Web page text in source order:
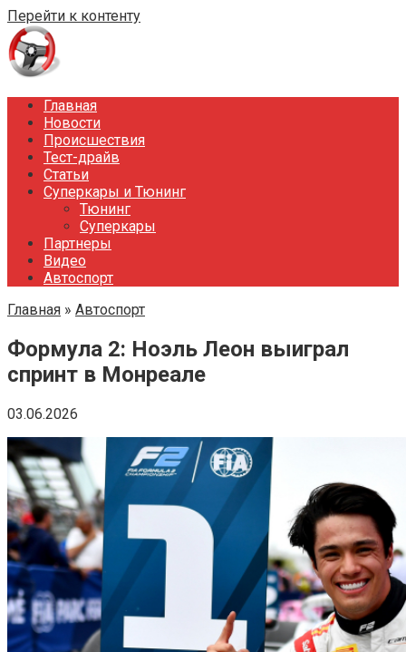
Перейти к контенту
Главная
Новости
Происшествия
Тест-драйв
Статьи
Суперкары и Тюнинг
Тюнинг
Суперкары
Партнеры
Видео
Автоспорт
Главная » Автоспорт
Формула 2: Ноэль Леон выиграл
спринт в Монреале
03.06.2026